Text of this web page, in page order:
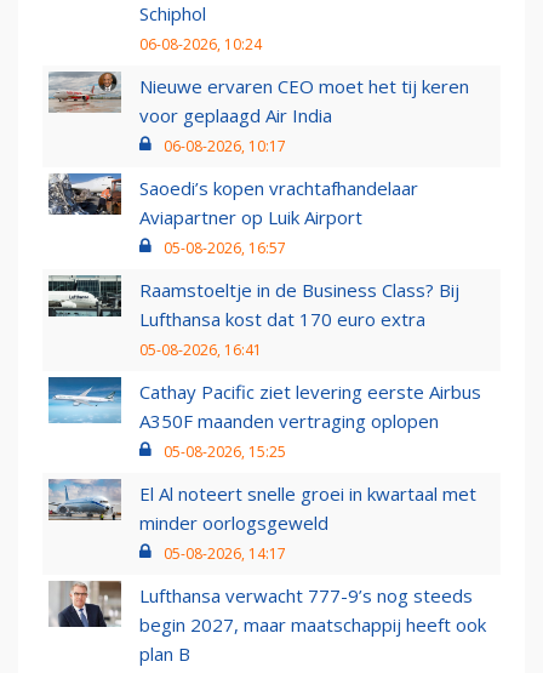
Schiphol
06-08-2026, 10:24
Nieuwe ervaren CEO moet het tij keren
voor geplaagd Air India
06-08-2026, 10:17
Saoedi’s kopen vrachtafhandelaar
Aviapartner op Luik Airport
05-08-2026, 16:57
Raamstoeltje in de Business Class? Bij
Lufthansa kost dat 170 euro extra
05-08-2026, 16:41
Cathay Pacific ziet levering eerste Airbus
A350F maanden vertraging oplopen
05-08-2026, 15:25
El Al noteert snelle groei in kwartaal met
minder oorlogsgeweld
05-08-2026, 14:17
Lufthansa verwacht 777-9’s nog steeds
begin 2027, maar maatschappij heeft ook
plan B